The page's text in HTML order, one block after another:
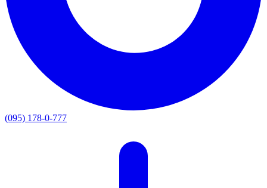
(095) 178-0-777